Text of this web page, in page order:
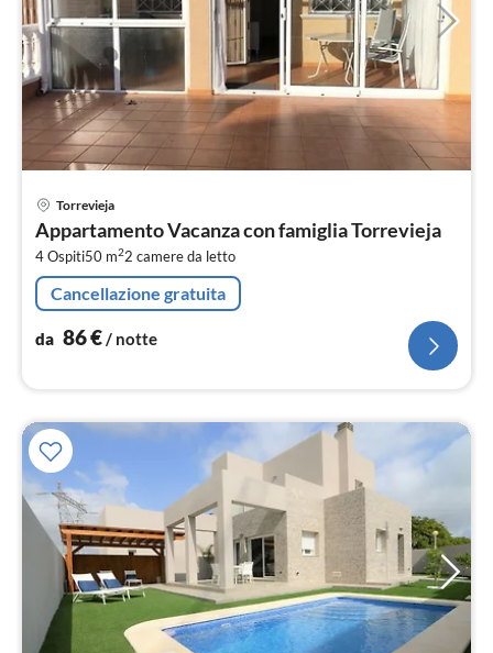
Torrevieja
Appartamento Vacanza con famiglia Torrevieja
4 Ospiti50 m22 camere da letto
Cancellazione gratuita
da 86€/ notte